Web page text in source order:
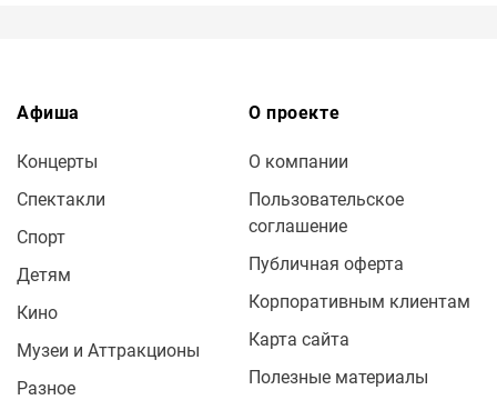
Афиша
Концерты
Спектакли
Спорт
Детям
Кино
Музеи и Аттракционы
Разное
О проекте
О компании
Пользовательское
соглашение
Публичная оферта
Корпоративным клиентам
Карта сайта
Полезные материалы